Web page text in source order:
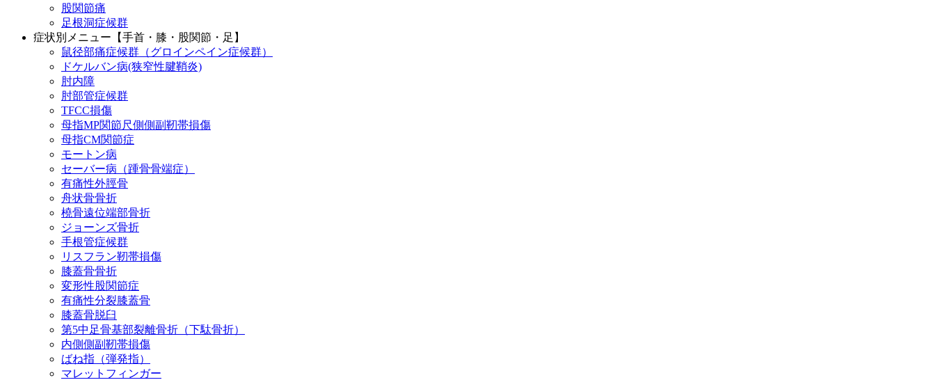
股関節痛
足根洞症候群
症状別メニュー【手首・膝・股関節・足】
鼠径部痛症候群（グロインペイン症候群）
ドケルバン病(狭窄性腱鞘炎)
肘内障
肘部管症候群
TFCC損傷
母指MP関節尺側側副靭帯損傷
母指CM関節症
モートン病
セーバー病（踵骨骨端症）
有痛性外脛骨
舟状骨骨折
橈骨遠位端部骨折
ジョーンズ骨折
手根管症候群
リスフラン靭帯損傷
膝蓋骨骨折
変形性股関節症
有痛性分裂膝蓋骨
膝蓋骨脱臼
第5中足骨基部裂離骨折（下駄骨折）
内側側副靭帯損傷
ばね指（弾発指）
マレットフィンガー